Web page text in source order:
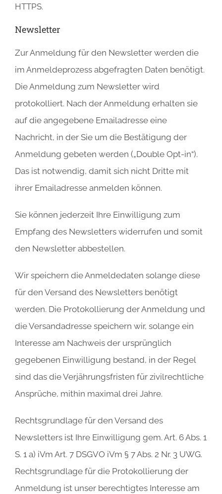
HTTPS.
Newsletter
Zur Anmeldung für den Newsletter werden die
im Anmeldeprozess abgefragten Daten benötigt.
Die Anmeldung zum Newsletter wird
protokolliert. Nach der Anmeldung erhalten sie
auf die angegebene Emailadresse eine
Nachricht, in der Sie um die Bestätigung der
Anmeldung gebeten werden („Double Opt-in“).
Das ist notwendig, damit sich nicht Dritte mit
ihrer Emailadresse anmelden können.
Sie können jederzeit Ihre Einwilligung zum
Empfang des Newsletters widerrufen und somit
den Newsletter abbestellen.
Wir speichern die Anmeldedaten solange diese
für den Versand des Newsletters benötigt
werden. Die Protokollierung der Anmeldung und
die Versandadresse speichern wir, solange ein
Interesse am Nachweis der ursprünglich
gegebenen Einwilligung bestand, in der Regel
sind das die Verjährungsfristen für zivilrechtliche
Ansprüche, mithin maximal drei Jahre.
Rechtsgrundlage für den Versand des
Newsletters ist Ihre Einwilligung gem. Art. 6 Abs. 1
S. 1 a) iVm Art. 7 DSGVO iVm § 7 Abs. 2 Nr. 3 UWG.
Rechtsgrundlage für die Protokollierung der
Anmeldung ist unser berechtigtes Interesse am